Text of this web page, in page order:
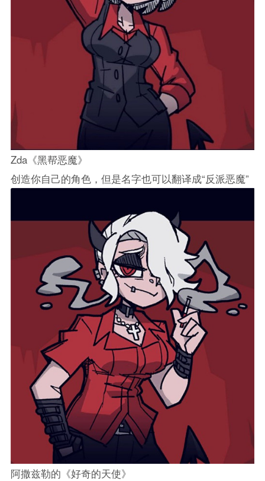
Zda《黑帮恶魔》
创造你自己的角色，但是名字也可以翻译成“反派恶魔”
阿撒兹勒的《好奇的天使》